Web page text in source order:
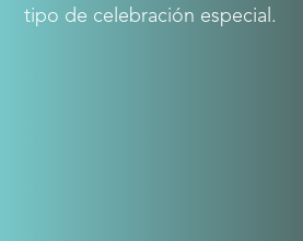
tipo de celebración especial.